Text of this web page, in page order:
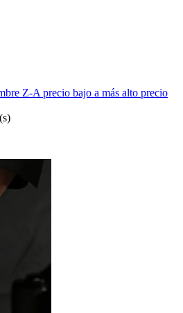
Z-Aprecio bajo a más alto precio